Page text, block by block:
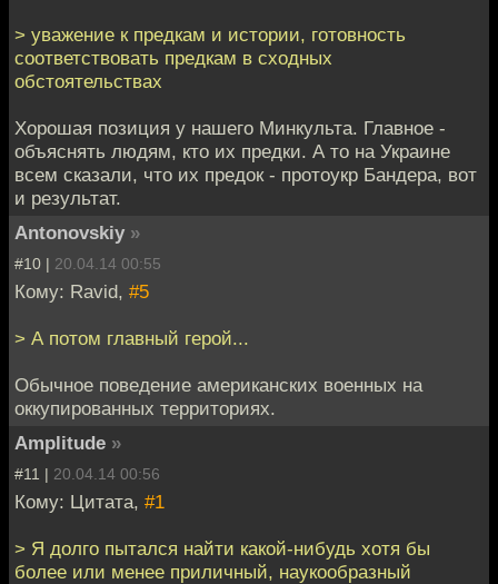
> уважение к предкам и истории, готовность
соответствовать предкам в сходных
обстоятельствах
Хорошая позиция у нашего Минкульта. Главное -
объяснять людям, кто их предки. А то на Украине
всем сказали, что их предок - протоукр Бандера, вот
и результат.
Antonovskiy »
#10 | 20.04.14 00:55
Кому: Ravid, #5
> А потом главный герой...
Обычное поведение американских военных на
оккупированных территориях.
Amplitude »
#11 | 20.04.14 00:56
Кому: Цитата, #1
> Я долго пытался найти какой-нибудь хотя бы
более или менее приличный, наукообразный